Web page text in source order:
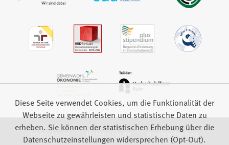
Impressum Datenschutz
Barrierefreiheit
Diese Seite verwendet Cookies, um die Funktionalität der
Webseite zu gewährleisten und statistische Daten zu
erheben. Sie können der statistischen Erhebung über die
Datenschutzeinstellungen widersprechen (Opt-Out).